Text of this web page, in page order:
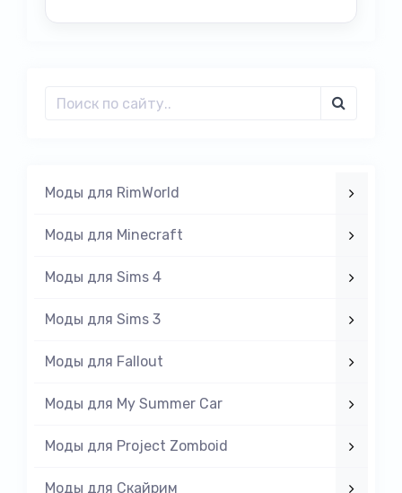
Моды для RimWorld
Моды для Minecraft
Моды для Sims 4
Моды для Sims 3
Моды для Fallout
Моды для My Summer Car
Моды для Project Zomboid
Моды для Скайрим